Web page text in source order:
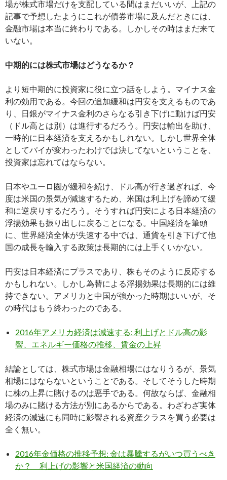
場が株式市場だけを支配している間はまだいいが、上記の
記事で予想したようにこれが債券市場に及んだときには、
金融市場は本当に終わりである。しかしその時はまだ来て
いない。
中期的には株式市場はどうなるか？
より短中期的に投資家に役に立つ話をしよう。マイナス金
利の効用である。今回の追加緩和は円安を支えるものであ
り、日銀がマイナス金利のさらなる引き下げに動けば円安
（ドル高とは別）は進行するだろう。円安は輸出を助け、
一時的に日本経済を支えるかもしれない。しかし世界全体
としてパイが変わったわけでは決してないということを、
投資家は忘れてはならない。
日本やユーロ圏が緩和を続け、ドル高が行き過ぎれば、今
度は米国の景気が減速するため、米国は利上げを諦めて緩
和に逆戻りするだろう。そうすれば円安による日本経済の
浮揚効果も振り出しに戻ることになる。中国経済を筆頭
に、世界経済全体が失速する中では、通貨を引き下げて他
国の成長を輸入する政策は長期的には上手くいかない。
円安は日本経済にプラスであり、株もそのように反応する
かもしれない。しかし為替による浮揚効果は長期的には維
持できない。アメリカと中国が強かった時期はいいが、そ
の時代はもう終わったのである。
2016年アメリカ経済は減速する: 利上げとドル高の影
響、エネルギー価格の推移、賃金の上昇
結論としては、株式市場は金融相場にはなりうるが、景気
相場にはならないということである。そしてそうした時期
に株の上昇に賭けるのは悪手である。何故ならば、金融相
場のみに賭ける方法が別にあるからである。わざわざ実体
経済の減速にも同時に影響される資産クラスを買う必要は
全く無い。
2016年金価格の推移予想: 金は暴騰するがいつ買うべき
か？ 利上げの影響と米国経済の動向